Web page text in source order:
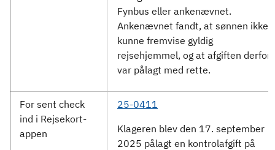
Fynbus eller ankenævnet.
Ankenævnet fandt, at sønnen ikke
kunne fremvise gyldig
rejsehjemmel, og at afgiften derfor
var pålagt med rette.
For sent check
ind i Rejsekort-
appen
25-0411
Klageren blev den 17. september
2025 pålagt en kontrolafgift på